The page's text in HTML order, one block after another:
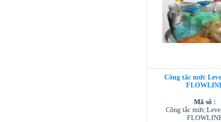
Công tắc mức
Mã số :
Công tắc mức